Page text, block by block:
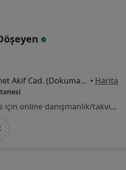
Yükseliş Mah. Mehmet Akif Cad. (Dokuma Cumartesi Pazarı Karşısı) No:96 Kepez / ANTALYA, Antalya • Harita
Bu uzman ilgili adres için online danışmanlık/takvim sunmuyor.